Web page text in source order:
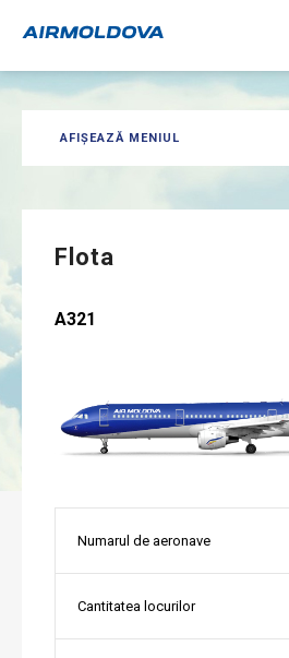
AFIȘEAZĂ MENIUL
Flota
A321
Numarul de aeronave
Cantitatea locurilor